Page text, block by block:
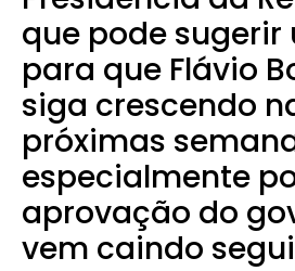
que pode sugerir
para que Flávio
siga crescendo
próximas
especialmente
aprovação do
vem caindo